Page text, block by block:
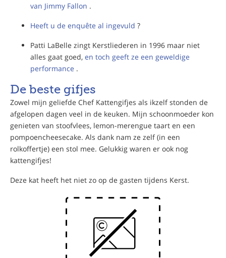
van Jimmy Fallon .
Heeft u de enquête al ingevuld ?
Patti LaBelle zingt Kerstliederen in 1996 maar niet
alles gaat goed, en toch geeft ze een geweldige
performance .
De beste gifjes
Zowel mijn geliefde Chef Kattengifjes als ikzelf stonden de
afgelopen dagen veel in de keuken. Mijn schoonmoeder kon
genieten van stoofvlees, lemon-merengue taart en een
pompoencheesecake. Als dank nam ze zelf (in een
rolkoffertje) een stol mee. Gelukkig waren er ook nog
kattengifjes!
Deze kat heeft het niet zo op de gasten tijdens Kerst.